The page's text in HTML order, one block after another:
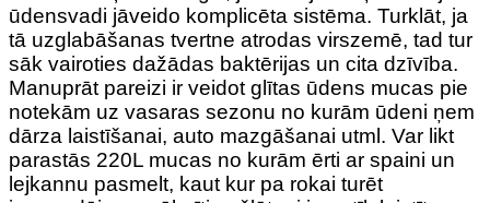
ūdensvadi jāveido komplicēta sistēma. Turklāt, ja
tā uzglabāšanas tvertne atrodas virszemē, tad tur
sāk vairoties dažādas baktērijas un cita dzīvība.
Manuprāt pareizi ir veidot glītas ūdens mucas pie
notekām uz vasaras sezonu no kurām ūdeni ņem
dārza laistīšanai, auto mazgāšanai utml. Var likt
parastās 220L mucas no kurām ērti ar spaini un
lejkannu pasmelt, kaut kur pa rokai turēt